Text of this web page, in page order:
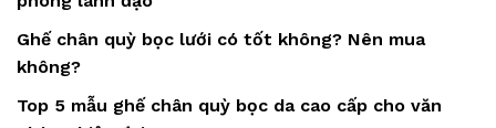
Ghế chân quỳ bọc lưới có tốt không? Nên mua
không?
Top 5 mẫu ghế chân quỳ bọc da cao cấp cho văn